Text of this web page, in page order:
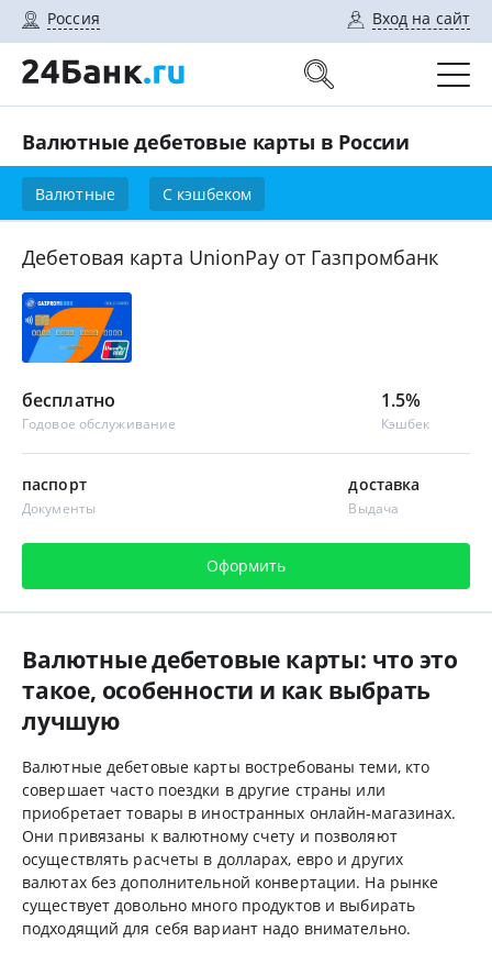
Россия Вход на сайт
Валютные дебетовые карты в России
Валютные С кэшбеком
Дебетовая карта UnionPay от Газпромбанк
бесплатно
Годовое обслуживание
1.5%
Кэшбек
паспорт
Документы
доставка
Выдача
Оформить
Валютные дебетовые карты: что это
такое, особенности и как выбрать
лучшую
Валютные дебетовые карты востребованы теми, кто
совершает часто поездки в другие страны или
приобретает товары в иностранных онлайн-магазинах.
Они привязаны к валютному счету и позволяют
осуществлять расчеты в долларах, евро и других
валютах без дополнительной конвертации. На рынке
существует довольно много продуктов и выбирать
подходящий для себя вариант надо внимательно.